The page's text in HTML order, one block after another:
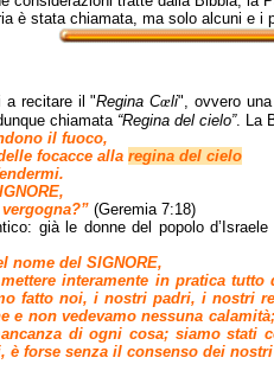
è stata chiamata, ma solo alcuni e i
a recitare il "Regina Cœli", ovvero
chiamata “Regina del cielo”. La
il fuoco,
focacce alla regina del cielo
(Geremia 7:18)
già le donne del popolo
nome del SIGNORE,
interamente in pratica
fatto noi, i nostri padri, i nostri
e non vedevamo nessuna
di ogni cosa; siamo stati
è forse senza il consenso dei